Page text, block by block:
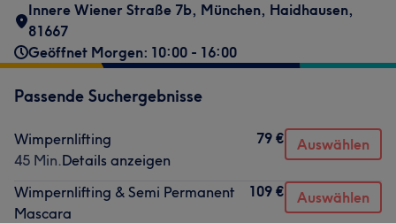
Innere Wiener Straße 7b, München, Haidhausen,
81667
Geöffnet Morgen: 10:00 - 16:00
Passende Suchergebnisse
Wimpernlifting
45 Min.Details anzeigen
79 € Auswählen
Wimpernlifting & Semi Permanent
Mascara
109 € Auswählen